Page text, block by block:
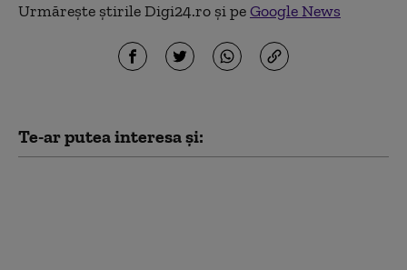
Urmărește știrile Digi24.ro și peGoogle News
Te-ar putea interesa și: